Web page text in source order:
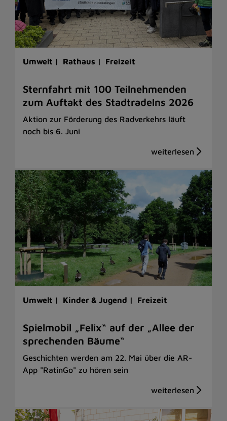
Umwelt | Rathaus | Freizeit
Sternfahrt mit 100 Teilnehmenden
zum Auftakt des Stadtradelns 2026
Aktion zur Förderung des Radverkehrs läuft
noch bis 6. Juni
Umwelt | Kinder & Jugend | Freizeit
Spielmobil „Felix“ auf der „Allee der
sprechenden Bäume“
Geschichten werden am 22. Mai über die AR-
App "RatinGo" zu hören sein